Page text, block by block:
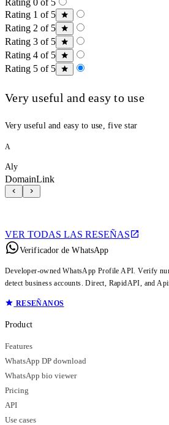
Rating 1 of 5
Rating 2 of 5
Rating 3 of 5
Rating 4 of 5
Rating 5 of 5
Very useful and easy to use
Very useful and easy to use, five star
A
Aly
DomainLink
VER TODAS LAS RESEÑAS
Verificador de WhatsApp
Developer-owned WhatsApp Profile API. Verify
detect business accounts. Direct, RapidAPI, and
RESEÑANOS
Product
Features
WhatsApp DP download
WhatsApp bio viewer
Pricing
API
Use cases